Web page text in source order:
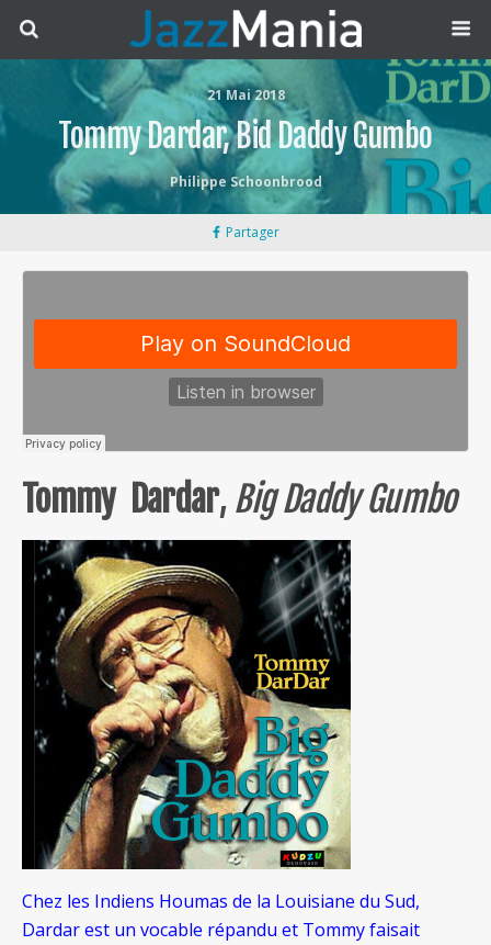
21 Mai 2018
Tommy Dardar, Bid Daddy Gumbo
Philippe Schoonbrood
Partager
Tommy Dardar, Big Daddy Gumbo
Chez les Indiens Houmas de la Louisiane du Sud,
Dardar est un vocable répandu et Tommy faisait